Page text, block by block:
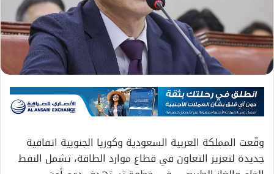
وقّعت المملكة العربية السعودية وكوريا الجنوبية اتفاقية
جديدة لتعزيز التعاون في قطاع موارد الطاقة، تشمل النفط